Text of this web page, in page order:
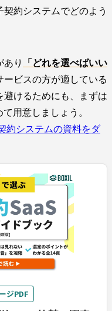
約システムでどのよう
あり
「どれを選べばいい
ービスの方が適している
避けるためにも、まずは
用意しましょう。
約システムの資料をダ
ジPDF